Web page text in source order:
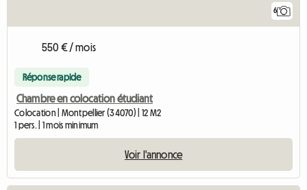
6
550 € / mois
Réponse rapide
Chambre en colocation étudiant
Colocation | Montpellier (34070) | 12 M2
1 pers. | 1 mois minimum
Voir l'annonce